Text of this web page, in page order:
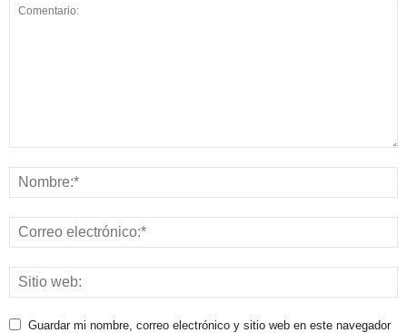
Guardar mi nombre, correo electrónico y sitio web en este navegador